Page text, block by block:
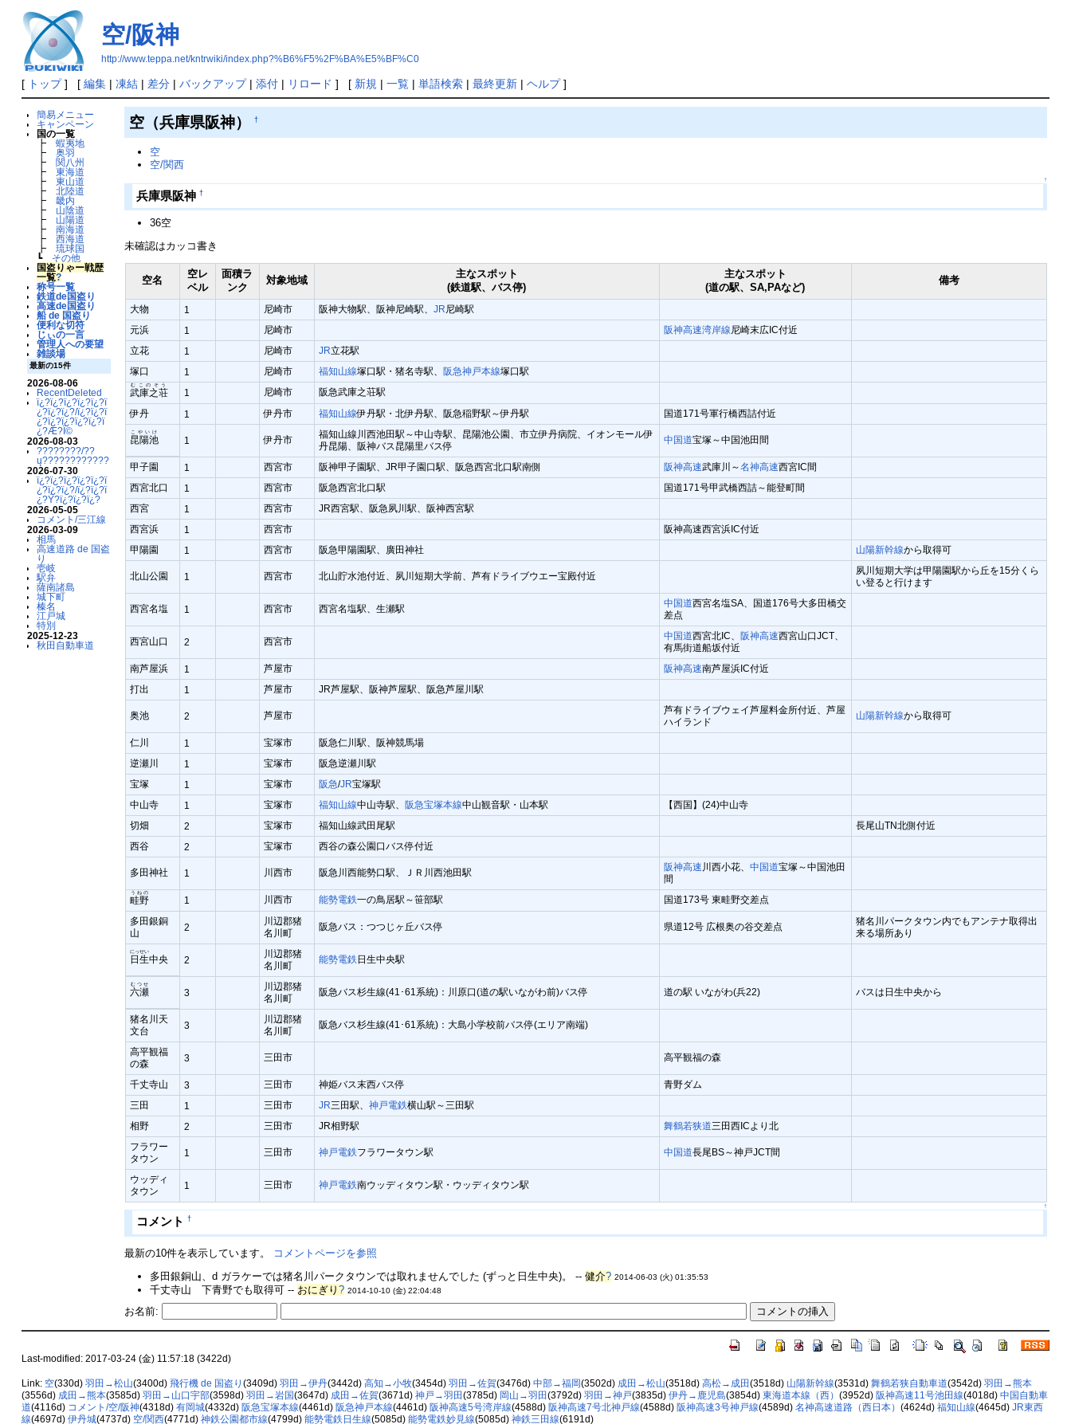
空/阪神
http://www.teppa.net/kntrwiki/index.php?%B6%F5%2F%BA%E5%BF%C0
[ トップ] [ 編集| 凍結| 差分| バックアップ| 添付| リロード ] [ 新規 | 一覧| 単語検索| 最終更新| ヘルプ]
簡易メニュー
キャンペーン
国の一覧
┣ 蝦夷地
┣ 奥羽
┣
関八州
┣ 東海道
┣ 東山道
┣ 北陸道
┣ 畿内
┣
山陰道
┣
山陽道
┣ 南海道
┣ 西海道
┣ 琉球国
┗
その他
国盗りゃー戦歴
一覧?
称号一覧
鉄道de国盗り
高速de国盗り
船 de 国盗り
便利な切符
じぃの一言
管理人への要望
雑談場
最新の15件
2026-08-06
RecentDeleted
ï¿?ï¿?ï¿?ï¿?ï¿?ï
¿?ï¿?ï¿?/ï¿?ï¿?ï
¿?ï¿?ï¿?ï¿?ï¿?ï
¿?Æ?Ï©
2026-08-03
????????/??
ų????????????
2026-07-30
ï¿?ï¿?ï¿?ï¿?ï¿?ï
¿?ï¿?ï¿?/ï¿?ï¿?ï
¿?Ý?ï¿?ï¿?ï¿?
2026-05-05
コメント/三江線
2026-03-09
相馬
高速道路 de 国盗
り
壱岐
駅弁
薩南諸島
城下町
榛名
江戸城
特別
2025-12-23
秋田自動車道
空（兵庫県阪神）†
空
空/関西
↑
兵庫県阪神 †
36空
未確認はカッコ書き
空名
空レ
ベル
面積ラ
ンク
対象地域
主なスポット
(鉄道駅、バス停)
主なスポット
(道の駅、SA,PAなど)
備考
大物 1 尼崎市 阪神大物駅、阪神尼崎駅、 JR 尼崎駅
元浜
1 尼崎市 阪神高速湾岸線 尼崎末広IC付近
立花
1 尼崎市 JR立花駅
塚口
1 尼崎市 福知山線塚口駅・猪名寺駅、 阪急神戸本線塚口駅
武庫之荘
むこのそう
1 尼崎市 阪急武庫之荘駅
伊丹 1 伊丹市 福知山線伊丹駅・北伊丹駅、阪急稲野駅～伊丹駅 国道171号軍行橋西詰付近
昆陽池
こやいけ
1 伊丹市
福知山線川西池田駅～中山寺駅、昆陽池公園、市立伊丹病院、イオンモール伊
丹昆陽、阪神バス昆陽里バス停
中国道宝塚～中国池田間
甲子園 1 西宮市 阪神甲子園駅、JR甲子園口駅、阪急西宮北口駅南側 阪神高速武庫川～名神高速西宮IC間
西宮北口
1 西宮市 阪急西宮北口駅
国道171号甲武橋西詰～能登町間
西宮
1 西宮市
JR西宮駅、阪急夙川駅、阪神西宮駅
西宮浜
1 西宮市
阪神高速西宮浜IC付近
甲陽園
1 西宮市 阪急甲陽園駅、廣田神社 山陽新幹線から取得可
北山公園 1 西宮市 北山貯水池付近、夙川短期大学前、芦有ドライブウエー宝殿付近
夙川短期大学は甲陽園駅から丘を15分くら
い登ると行けます
西宮名塩 1 西宮市 西宮名塩駅、生瀬駅
中国道西宮名塩SA、国道176号大多田橋交
差点
西宮山口 2 西宮市
中国道西宮北IC、 阪神高速西宮山口JCT、
有馬街道船坂付近
南芦屋浜
1 芦屋市 阪神高速南芦屋浜IC付近
打出
1 芦屋市 JR芦屋駅、阪神芦屋駅、阪急芦屋川駅
奥池 2 芦屋市
芦有ドライブウェイ芦屋料金所付近、芦屋
ハイランド
山陽新幹線から取得可
仁川 1 宝塚市
阪急仁川駅、阪神競馬場
逆瀬川
1 宝塚市
阪急逆瀬川駅
宝塚
1 宝塚市 阪急/JR宝塚駅
中山寺
1 宝塚市 福知山線中山寺駅、 阪急宝塚本線中山観音駅・山本駅
【西国】(24)中山寺
切畑
2 宝塚市 福知山線武田尾駅
長尾山TN北側付近
西谷
2 宝塚市 西谷の森公園口バス停付近
多田神社 1 川西市 阪急川西能勢口駅、ＪＲ川西池田駅
阪神高速 川西小花、 中国道宝塚～中国池田
間
畦野
うねの
1 川西市 能勢電鉄一の鳥居駅～笹部駅 国道173号 東畦野交差点
多田銀銅
山
2
川辺郡猪
名川町
阪急バス：つつじヶ丘バス停 県道12号 広根奥の谷交差点
猪名川パークタウン内でもアンテナ取得出
来る場所あり
日生
にっせい
中央 2
川辺郡猪
名川町
能勢電鉄 日生中央駅
六瀬
むつせ
3
川辺郡猪
名川町
阪急バス杉生線(41･61系統)：川原口(道の駅いながわ前)バス停 道の駅 いながわ(兵22) バスは日生中央から
猪名川天
文台
3
川辺郡猪
名川町
阪急バス杉生線(41･61系統)：大島小学校前バス停(エリア南端)
高平観福
の森
3 三田市 高平観福の森
千丈寺山 3 三田市 神姫バス末西バス停
青野ダム
三田
1 三田市 JR三田駅、 神戸電鉄横山駅～三田駅
相野
2 三田市 JR相野駅 舞鶴若狭道三田西ICより北
フラワー
タウン
1 三田市 神戸電鉄フラワータウン駅 中国道長尾BS～神戸JCT間
ウッディ
タウン
1 三田市 神戸電鉄南ウッディタウン駅・ウッディタウン駅
↑
コメント †
最新の10件を表示しています。
コメントページを参照
多田銀銅山、d ガラケーでは猪名川パークタウンでは取れませんでした (ずっと日生中央)。 --健介? 2014-06-03 (火) 01:35:53
千丈寺山 下青野でも取得可 -- おにぎり? 2014-10-10 (金) 22:04:48
お名前:
Last-modified: 2017-03-24 (金) 11:57:18 (3422d)
Link: 空(330d) 羽田→松山(3400d) 飛行機 de 国盗り (3409d) 羽田→伊丹(3442d) 高知→小牧(3454d) 羽田→佐賀(3476d) 中部→福岡(3502d) 成田→松山(3518d) 高松→成田(3518d) 山陽新幹線(3531d) 舞鶴若狭自動車道(3542d) 羽田→熊本
(3556d) 成田→熊本(3585d) 羽田→山口宇部(3598d) 羽田→岩国(3647d) 成田→佐賀(3671d) 神戸→羽田(3785d) 岡山→羽田(3792d) 羽田→神戸(3835d) 伊丹→鹿児島(3854d) 東海道本線（西） (3952d) 阪神高速11号池田線(4018d) 中国自動車
道(4116d) コメント/空/阪神(4318d) 有岡城(4332d) 阪急宝塚本線(4461d) 阪急神戸本線(4461d) 阪神高速5号湾岸線(4588d) 阪神高速7号北神戸線(4588d) 阪神高速3号神戸線(4589d) 名神高速道路（西日本） (4624d) 福知山線(4645d) JR東西
線(4697d) 伊丹城(4737d) 空/関西(4771d) 神鉄公園都市線(4799d) 能勢電鉄日生線(5085d) 能勢電鉄妙見線(5085d) 神鉄三田線(6191d)